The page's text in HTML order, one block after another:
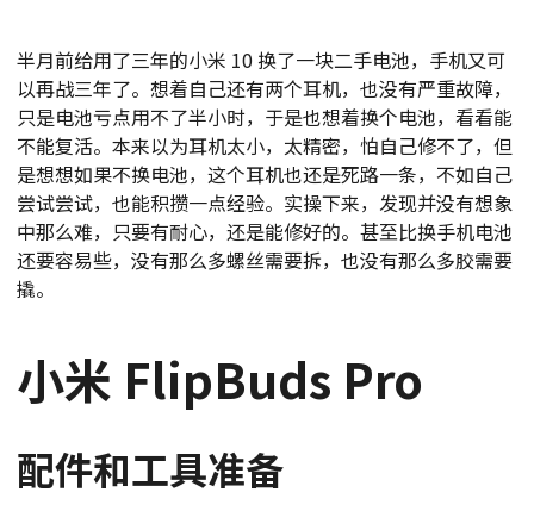
半月前给用了三年的小米 10 换了一块二手电池，手机又可
以再战三年了。想着自己还有两个耳机，也没有严重故障，
只是电池亏点用不了半小时，于是也想着换个电池，看看能
不能复活。本来以为耳机太小，太精密，怕自己修不了，但
是想想如果不换电池，这个耳机也还是死路一条，不如自己
尝试尝试，也能积攒一点经验。实操下来，发现并没有想象
中那么难，只要有耐心，还是能修好的。甚至比换手机电池
还要容易些，没有那么多螺丝需要拆，也没有那么多胶需要
撬。
小米 FlipBuds Pro
配件和工具准备